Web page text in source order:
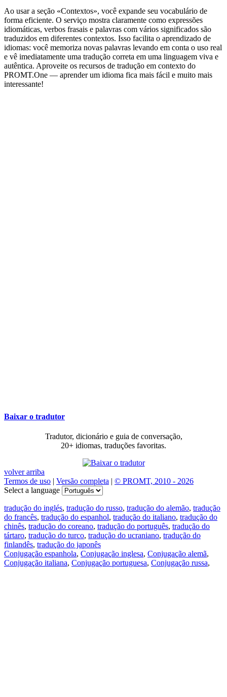
Ao usar a seção «Contextos», você expande seu vocabulário de
forma eficiente. O serviço mostra claramente como expressões
idiomáticas, verbos frasais e palavras com vários significados são
traduzidos em diferentes contextos. Isso facilita o aprendizado de
idiomas: você memoriza novas palavras levando em conta o uso real
e vê imediatamente uma tradução correta em uma linguagem viva e
autêntica. Aproveite os recursos de tradução em contexto do
PROMT.One — aprender um idioma fica mais fácil e muito mais
interessante!
Baixar o tradutor
Tradutor, dicionário e guia de conversação,
20+ idiomas, traduções favoritas.
volver arriba
Termos de uso | Versão completa | © PROMT, 2010 - 2026
Select a language
tradução do inglés, tradução do russo, tradução do alemão, tradução
do francês, tradução do espanhol, tradução do italiano, tradução do
chinês, tradução do coreano, tradução do português, tradução do
tártaro, tradução do turco, tradução do ucraniano, tradução do
finlandês, tradução do japonês
Conjugação espanhola, Conjugação inglesa, Conjugação alemã,
Conjugação italiana, Conjugação portuguesa, Conjugação russa,